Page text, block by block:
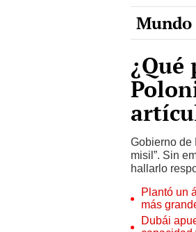
Gobierno de
misil”. Sin
hallarlo
Plantó un
más
Dubái
capacidad